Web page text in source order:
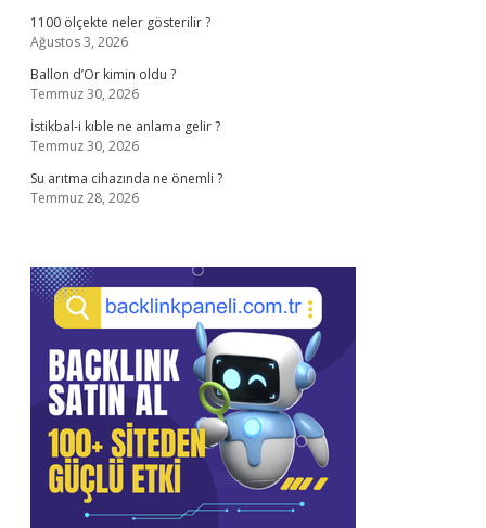
1100 ölçekte neler gösterilir ?
Ağustos 3, 2026
Ballon d’Or kimin oldu ?
Temmuz 30, 2026
İstikbal-i kıble ne anlama gelir ?
Temmuz 30, 2026
Su arıtma cihazında ne önemli ?
Temmuz 28, 2026